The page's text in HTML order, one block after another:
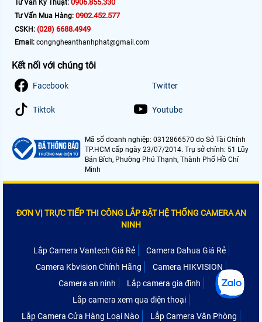
Tư Vấn Kỹ Thuật: 0906.855.330
Tư Vấn Mua Hàng: 0902.452.577
CSKH: (028) 6688.4949
Email: congngheanthanhphat@gmail.com
Kết nối với chúng tôi
Facebook Twitter
Tiktok Youtube
Mã số doanh nghiệp: 0312866570 do Sở Tài Chính
TP.HCM cấp ngày 23/07/2014. Trụ sở chính: 51 Lũy
Bán Bích, Phường Phú Thạnh, Thành Phố Hồ Chí
Minh
ĐƠN VỊ TRỰC TIẾP THI CÔNG LẮP ĐẶT HỆ THỐNG CAMERA AN
NINH
Lắp Camera Vantech Giá Rẻ
Camera Dahua Giá Rẻ
Camera Kbvision Chính Hãng
Camera HIKVISION
Camera an ninh
Lắp camera gia đình
Lắp camera xem qua điện thoại
Lắp Camera Cửa Hàng Loại Nào
Lắp Camera Văn Phòng